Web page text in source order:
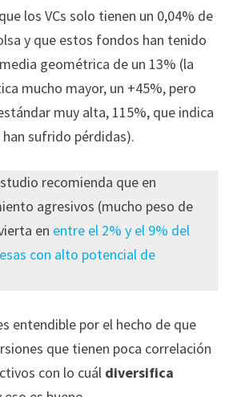
los VCs solo tienen un 0,04% de
y que estos fondos han tenido
geométrica de un 13% (la
mucho mayor, un +45%, pero
muy alta, 115%, que indica
sufrido pérdidas).
recomienda que en
agresivos (mucho peso de
en entre el 2% y el 9% del
con alto potencial de
entendible por el hecho de que
que tienen poca correlación
con lo cuál diversifica